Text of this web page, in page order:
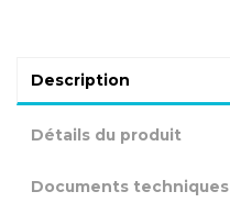
Description
Détails du produit
Documents techniques